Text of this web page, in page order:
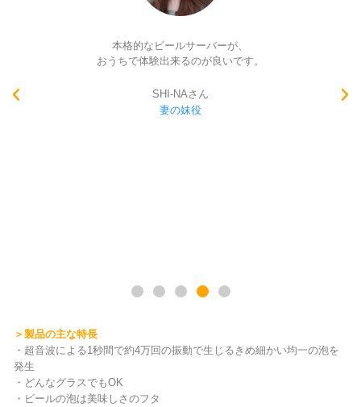
クリーミーな泡に感激しました！
キメが細かいせいか、
すごく魅力的です。
そしてハンディタイプも、
＞製品の主な特長
・超音波による1秒間で約4万回の振動で生じるきめ細かい均一の泡を
発生
・どんなグラスでもOK
・ビールの泡は美味しさのフタ